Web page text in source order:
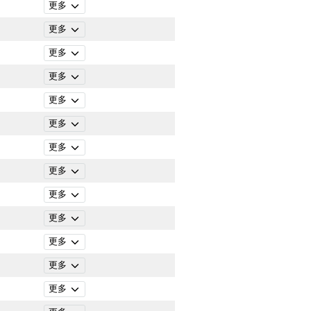
更多
更多
更多
更多
更多
更多
更多
更多
更多
更多
更多
更多
更多